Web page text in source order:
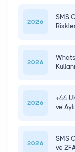
2026
SMS
2026
2026
+44
ve
2026
SMS
ve